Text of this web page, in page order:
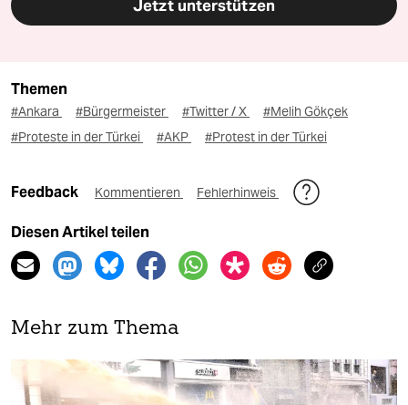
Jetzt unterstützen
Themen
#Ankara #Bürgermeister #Twitter / X
#Melih Gökçek
#Proteste in der Türkei
#AKP #Protest in der Türkei
Feedback Kommentieren Fehlerhinweis
Diesen Artikel teilen
Mehr zum Thema